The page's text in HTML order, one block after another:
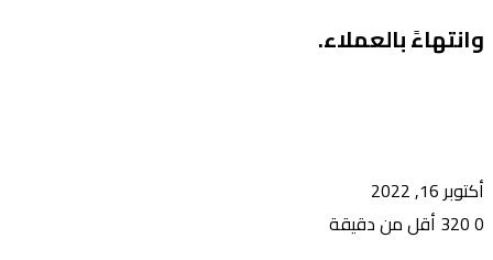
وانتهاءً بالعملاء.
أكتوبر 16, 2022
0
أقل من دقيقة